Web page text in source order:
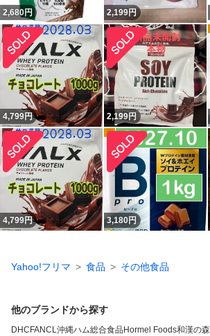
2,680円 2,199円
4,799円 2,199円
4,799円 3,180円
Yahoo!フリマ 食品 その他食品
他のブランドから探す
DHC FANCL沖縄ハム総合食品Hormel Foods和漢の森